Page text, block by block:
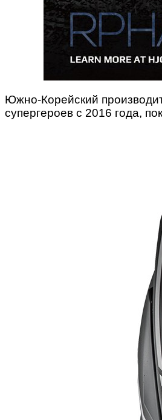
Южно-Корейский
супергероев с 2016 года,